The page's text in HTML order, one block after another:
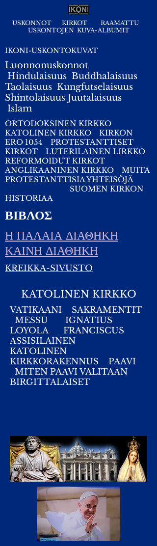
USKONNOT KIRKOT
RAAMATTU
USKONTOJEN KUVA-ALBUMIT
IKONI-USKONTOKUVAT
Luonnonuskonnot
Hindulaisuus Buddhalaisuus
Taolaisuus Kungfutselaisuus
Shintolaisuus Juutalaisuus
Islam
ORTODOKSINEN KIRKKO
KATOLINEN KIRKKO
KIRKON
ERO 1054
PROTESTANTTISET
KIRKOT
LUTERILAINEN LIRKKO
REFORMOIDUT KIRKOT
ANGLIKAANINEN KIRKKO
MUITA
PROTESTANTTISIA YHTEISÖJÄ
SUOMEN KIRKON
HISTORIAA
ΒΙΒΛΟΣ
Η ΠΑΛΑΙΑ ΔΙΑΘΗΚΗ
ΚΑΙΝΗ ΔΙΑΘΗΚΗ
KREIKKA-SIVUSTO
KATOLINEN KIRKKO
VATIKAANI
SAKRAMENTIT
MESSU
IGNATIUS
LOYOLA FRANCISCUS
ASSISILAINEN
KATOLINEN
KIRKKORAKENNUS PAAVI
MITEN PAAVI VALITAAN
BIRGITTALAISET